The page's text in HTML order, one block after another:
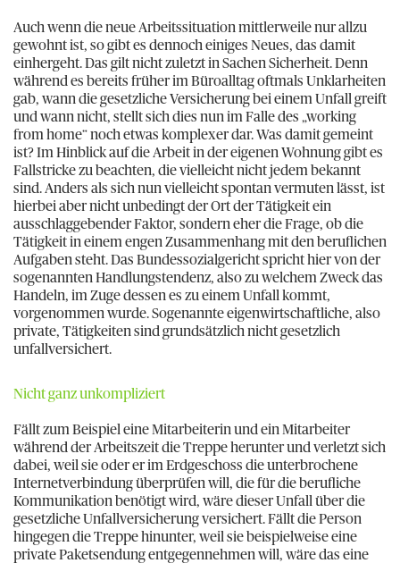
Auch wenn die neue Arbeitssituation mittlerweile nur allzu
gewohnt ist, so gibt es dennoch einiges Neues, das damit
einhergeht. Das gilt nicht zuletzt in Sachen Sicherheit. Denn
während es bereits früher im Büroalltag oftmals Unklarheiten
gab, wann die gesetzliche Versicherung bei einem Unfall greift
und wann nicht, stellt sich dies nun im Falle des „working
from home“ noch etwas komplexer dar. Was damit gemeint
ist? Im Hinblick auf die Arbeit in der eigenen Wohnung gibt es
Fallstricke zu beachten, die vielleicht nicht jedem bekannt
sind. Anders als sich nun vielleicht spontan vermuten lässt, ist
hierbei aber nicht unbedingt der Ort der Tätigkeit ein
ausschlaggebender Faktor, sondern eher die Frage, ob die
Tätigkeit in einem engen Zusammenhang mit den beruflichen
Aufgaben steht. Das Bundessozialgericht spricht hier von der
sogenannten Handlungstendenz, also zu welchem Zweck das
Handeln, im Zuge dessen es zu einem Unfall kommt,
vorgenommen wurde. Sogenannte eigenwirtschaftliche, also
private, Tätigkeiten sind grundsätzlich nicht gesetzlich
unfallversichert.
Nicht ganz unkompliziert
Fällt zum Beispiel eine Mitarbeiterin und ein Mitarbeiter
während der Arbeitszeit die Treppe herunter und verletzt sich
dabei, weil sie oder er im Erdgeschoss die unterbrochene
Internetverbindung überprüfen will, die für die berufliche
Kommunikation benötigt wird, wäre dieser Unfall über die
gesetzliche Unfallversicherung versichert. Fällt die Person
hingegen die Treppe hinunter, weil sie beispielweise eine
private Paketsendung entgegennehmen will, wäre das eine